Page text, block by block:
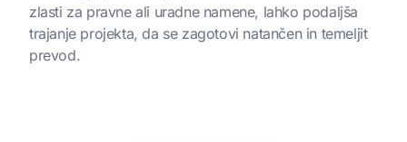
zlasti za pravne ali uradne namene, lahko podaljša
trajanje projekta, da se zagotovi natančen in temeljit
prevod.